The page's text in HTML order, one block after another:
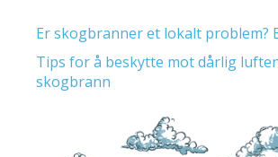
Er skogbranner et lokalt problem?
Tips for å beskytte mot dårlig
skogbrann